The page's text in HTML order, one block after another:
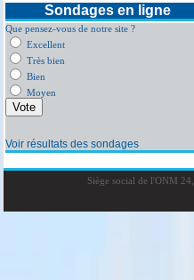
Sondages en ligne
Que pensez-vous de notre site ?
Excellent
Très bien
Bien
Moyen
Voir résultats des sondages
Siège social de l'ONM